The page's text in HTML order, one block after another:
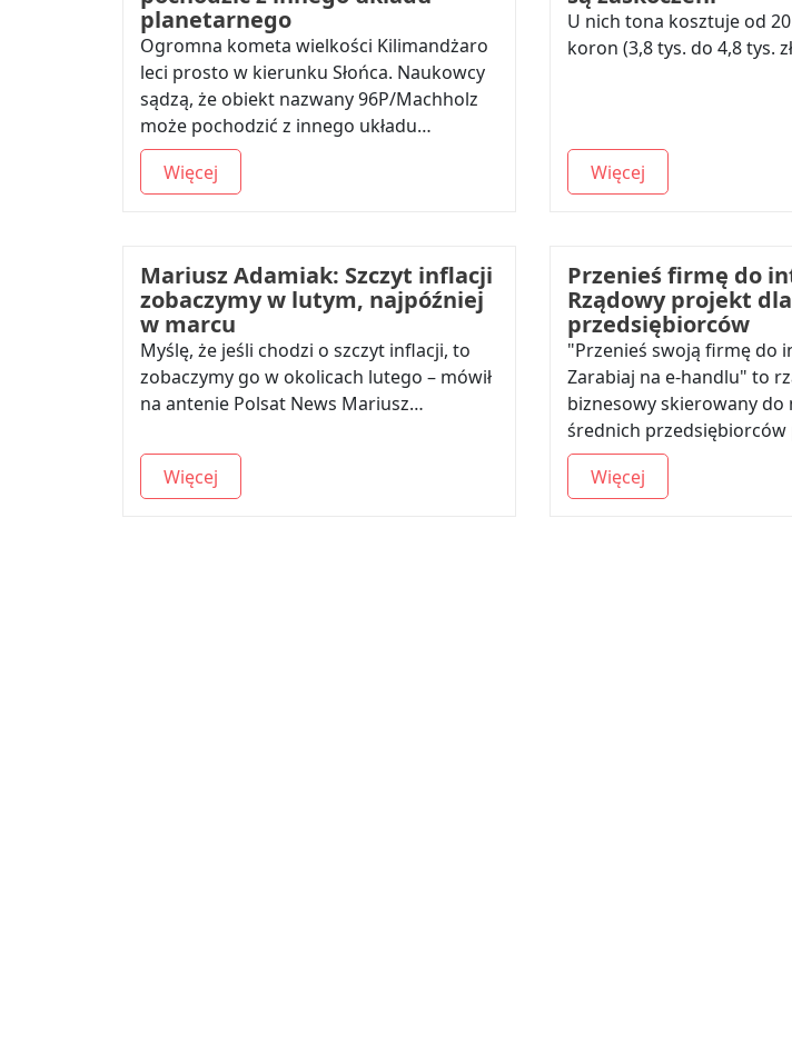
planetarnego
Ogromna kometa wielkości Kilimandżaro
leci prosto w kierunku Słońca. Naukowcy
sądzą, że obiekt nazwany 96P/Machholz
może pochodzić z innego układu…
Więcej
U nich tona kosztuje od
koron (3,8 tys. do 4,8 tys.
Więcej
Mariusz Adamiak: Szczyt inflacji
zobaczymy w lutym, najpóźniej
w marcu
Myślę, że jeśli chodzi o szczyt inflacji, to
zobaczymy go w okolicach lutego – mówił
na antenie Polsat News Mariusz…
Więcej
Przenieś firmę do
Rządowy projekt dla
przedsiębiorców
"Przenieś swoją firmę do
Zarabiaj na e-handlu" to
biznesowy skierowany do
średnich
Więcej